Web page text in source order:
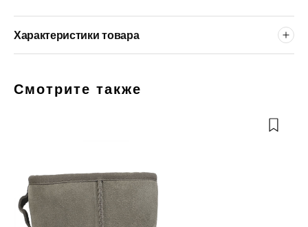
Характеристики товара
Смотрите также